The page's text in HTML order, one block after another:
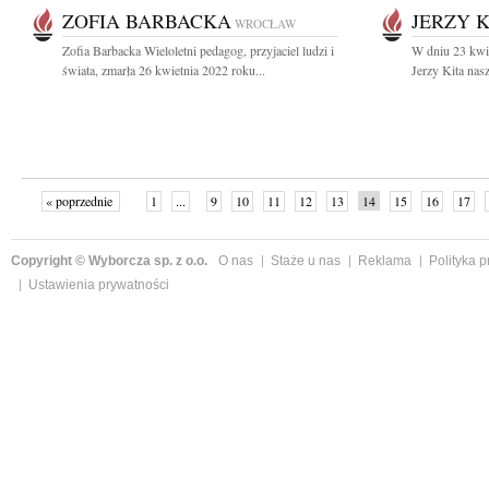
ZOFIA BARBACKA WROCŁAW
Zofia Barbacka Wieloletni pedagog, przyjaciel ludzi i
świata, zmarła 26 kwietnia 2022 roku...
JERZY
W dniu 23
Jerzy Kita
« poprzednie 1 ... 9 10 11 12 13 14 15 16 17
Copyright © Wyborcza sp. z o.o. O nas Staże u nas Reklama
Polityka
Ustawienia prywatności